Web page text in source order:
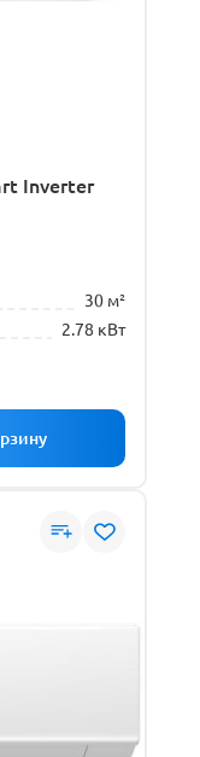
Inverter
30 м²
2.78 кВт